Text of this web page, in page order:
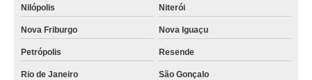
Nilópolis Niterói
Nova Friburgo Nova Iguaçu
Petrópolis Resende
Rio de Janeiro São Gonçalo